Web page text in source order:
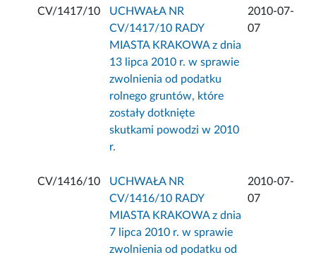
CV/1417/10
UCHWAŁA NR
CV/1417/10 RADY
MIASTA KRAKOWA z dnia
13 lipca 2010 r. w sprawie
zwolnienia od podatku
rolnego gruntów, które
zostały dotknięte
skutkami powodzi w 2010
r.
2010-07-
07
CV/1416/10
UCHWAŁA NR
CV/1416/10 RADY
MIASTA KRAKOWA z dnia
7 lipca 2010 r. w sprawie
zwolnienia od podatku od
2010-07-
07